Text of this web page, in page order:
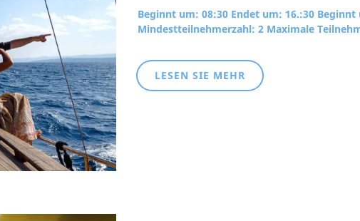
Beginnt um: 08:30 Endet um: 16.:30 Beginnt
Mindestteilnehmerzahl: 2 Maximale
LESEN SIE MEHR